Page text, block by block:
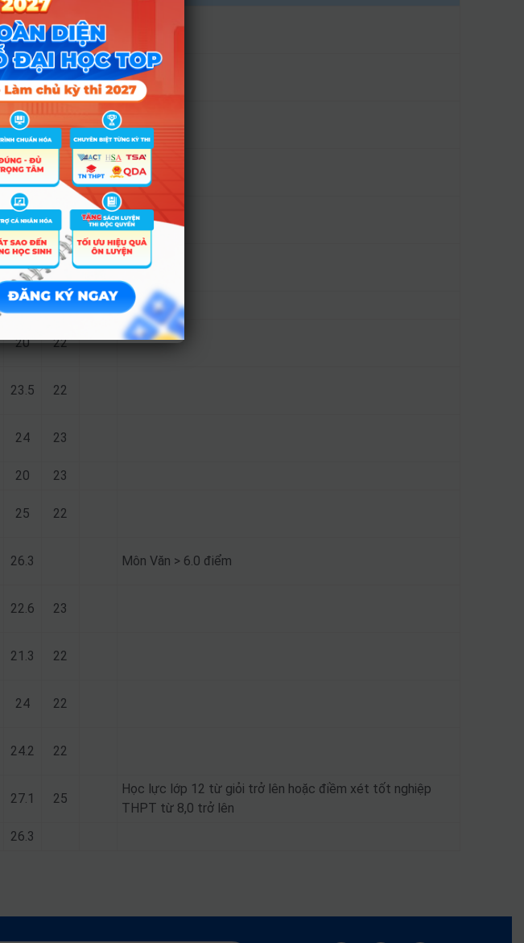
23.5 24
20 22
20 22
24
24.5
25 25
24 24
20 22
23.5 22
24 23
20 23
25 22
26.3 Môn Văn > 6.0 điểm
22.6 23
21.3 22
24 22
24.2 22
27.1 25
Học lực lớp 12 từ giỏi trở lên hoặc điềm xét tốt nghiệp
THPT từ 8,0 trở lên
26.3